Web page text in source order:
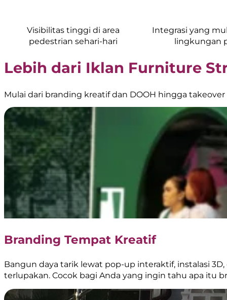
Visibilitas tinggi di area
pedestrian sehari-hari
Integrasi yang
lingkungan
Lebih dari Iklan Furniture
Mulai dari branding kreatif dan DOOH hingga
Branding Tempat Kreatif
Bangun daya tarik lewat pop-up interaktif, instalasi
terlupakan. Cocok bagi Anda yang ingin tahu apa itu